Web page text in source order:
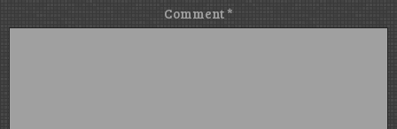
Comment *